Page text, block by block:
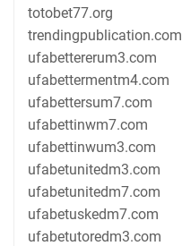
totobet77.org
trendingpublication.com
ufabettererum3.com
ufabettermentm4.com
ufabettersum7.com
ufabettinwm7.com
ufabettinwum3.com
ufabetunitedm3.com
ufabetunitedm7.com
ufabetuskedm7.com
ufabetutoredm3.com